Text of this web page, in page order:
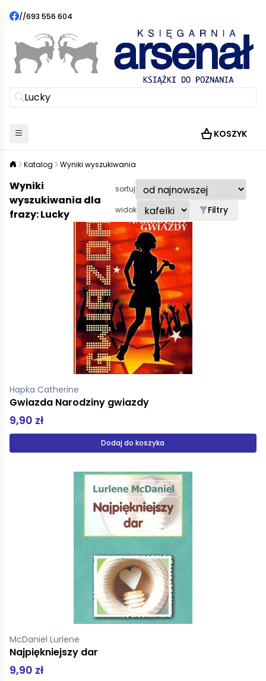
//693 556 604
KOSZYK
Katalog Wyniki wyszukiwania
Wyniki
wyszukiwania dla
frazy: Lucky
sortuj
widok Filtry
Hapka Catherine
Gwiazda Narodziny gwiazdy
9,90 zł
Dodaj do koszyka
McDaniel Lurlene
Najpiękniejszy dar
9,90 zł